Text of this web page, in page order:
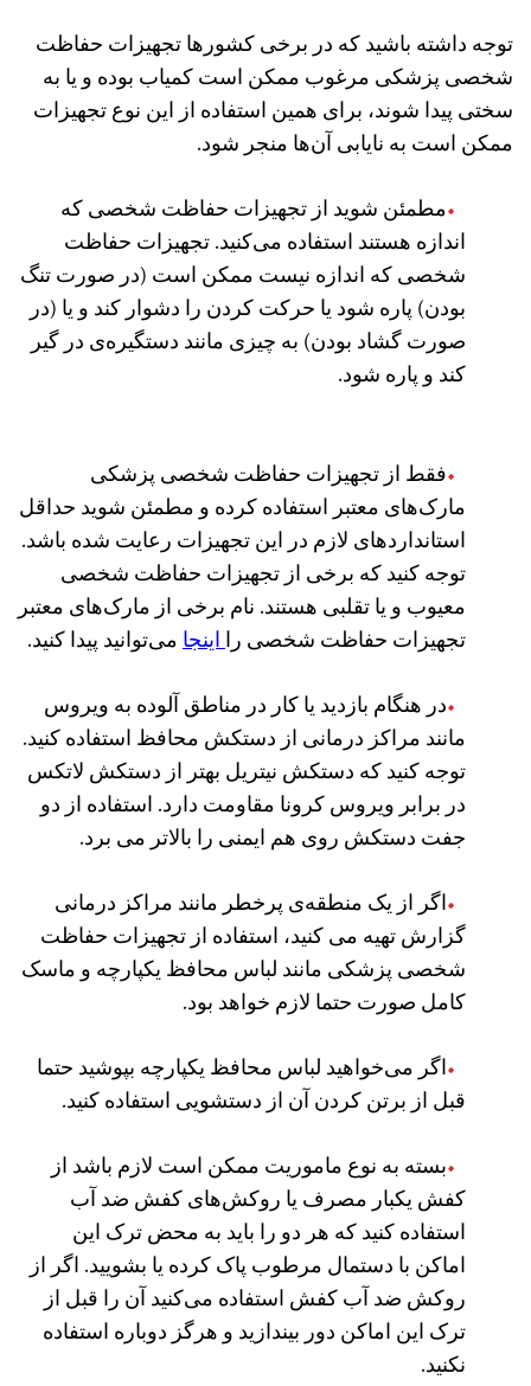
توجه داشته باشید که در برخی کشورها تجهیزات حفاظت
شخصی پزشکی مرغوب ممکن است کمیاب بوده و یا به
سختی پیدا شوند، برای همین استفاده از این نوع تجهیزات
ممکن است به نایابی آن‌ها منجر شود.
مطمئن شوید از تجهیزات حفاظت شخصی که
اندازه هستند استفاده می‌کنید. تجهیزات حفاظت
شخصی که اندازه نیست ممکن است (در صورت تنگ
بودن) پاره شود یا حرکت کردن را دشوار کند و یا (در
صورت گشاد بودن) به چیزی مانند دستگیره‌ی در گیر
کند و پاره شود.
فقط از تجهیزات حفاظت شخصی پزشکی
مارک‌های معتبر استفاده کرده و مطمئن شوید حداقل
استانداردهای لازم در این تجهیزات رعایت شده باشد.
توجه کنید که برخی از تجهیزات حفاظت شخصی
معیوب و یا تقلبی هستند. نام برخی از مارک‌های معتبر
تجهیزات حفاظت شخصی رااینجامی‌توانید پیدا کنید.
در هنگام بازدید یا کار در مناطق آلوده به ویروس
مانند مراکز درمانی از دستکش محافظ استفاده کنید.
توجه کنید که دستکش نیتریل بهتر از دستکش لاتکس
در برابر ویروس کرونا مقاومت دارد. استفاده از دو
جفت دستکش روی هم ایمنی را بالاتر می برد.
اگر از یک منطقه‌ی پرخطر مانند مراکز درمانی
گزارش تهیه می کنید، استفاده از تجهیزات حفاظت
شخصی پزشکی مانند لباس محافظ یکپارچه و ماسک
کامل صورت حتما لازم خواهد بود.
اگر می‌خواهید لباس محافظ یکپارچه بپوشید حتما
قبل از برتن کردن آن از دستشویی استفاده کنید.
بسته به نوع ماموریت ممکن است لازم باشد از
کفش یکبار مصرف یا روکش‌های کفش ضد آب
استفاده کنید که هر دو را باید به محض ترک این
اماکن با دستمال مرطوب پاک کرده یا بشویید. اگر از
روکش ضد آب کفش استفاده می‌کنید آن را قبل از
ترک این اماکن دور بیندازید و هرگز دوباره استفاده
نکنید.